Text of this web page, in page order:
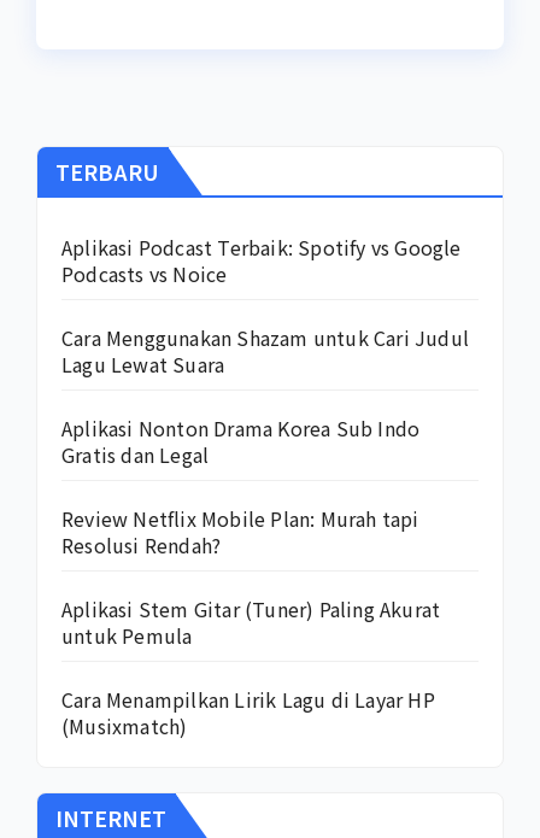
TERBARU
Aplikasi Podcast Terbaik: Spotify vs Google
Podcasts vs Noice
Cara Menggunakan Shazam untuk Cari Judul
Lagu Lewat Suara
Aplikasi Nonton Drama Korea Sub Indo
Gratis dan Legal
Review Netflix Mobile Plan: Murah tapi
Resolusi Rendah?
Aplikasi Stem Gitar (Tuner) Paling Akurat
untuk Pemula
Cara Menampilkan Lirik Lagu di Layar HP
(Musixmatch)
INTERNET